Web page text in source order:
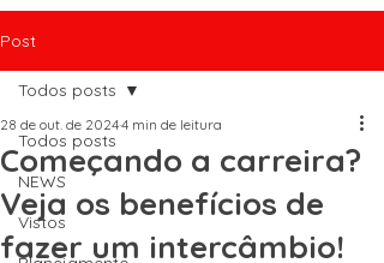
Post
Todos posts
NEWS
Vistos
Todos posts
Começando a carreira?
Veja os benefícios de
fazer um intercâmbio!
28 de out. de 20244 min de leitura